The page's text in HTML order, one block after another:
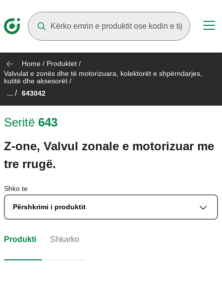
Home / Produktet /
Valvulat e zonës dhe të motorizuara, kolektorët e shpërndarjes,
kutitë dhe aksesorët /
... / 643042
Seritë 643
Z-one, Valvul zonale e motorizuar me
tre rrugë.
Shko te
Përshkrimi i produktit
Produkti Shkarko